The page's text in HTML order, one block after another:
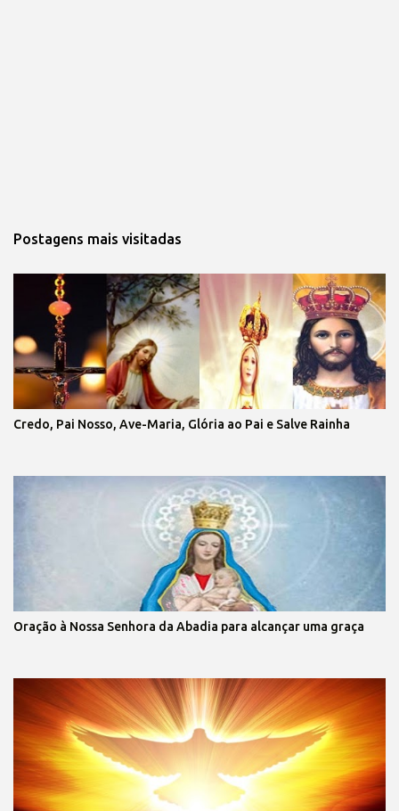
Postagens mais visitadas
Credo, Pai Nosso, Ave-Maria, Glória ao Pai e Salve Rainha
Oração à Nossa Senhora da Abadia para alcançar uma graça